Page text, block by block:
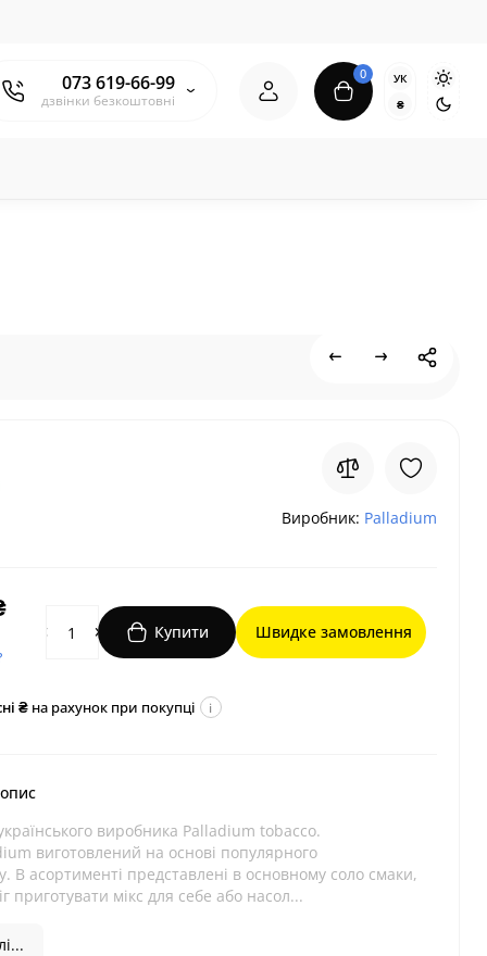
073 619-66-99
дзвінки безкоштовні
0
УК
₴
Виробник: Palladium
Купити Швидке замовлення
₴на рахунок при покупці i
виробника Palladium tobacco.
виготовлений на основі популярного
В асортименті представлені в основному соло смаки,
приготувати мікс для себе або насол...